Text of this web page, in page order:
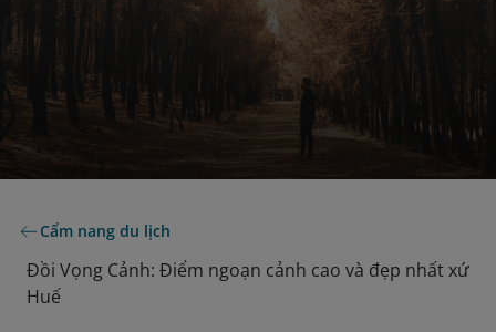
Cẩm nang du lịch
Đồi Vọng Cảnh: Điểm ngoạn cảnh cao và đẹp nhất xứ
Huế